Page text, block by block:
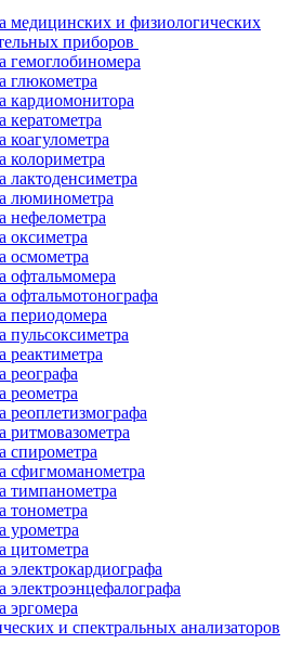
медицинских и физиологических
приборов
гемоглобиномера
глюкометра
кардиомонитора
кератометра
коагулометра
колориметра
лактоденсиметра
люминометра
нефелометра
оксиметра
осмометра
офтальмомера
офтальмотонографа
периодомера
пульсоксиметра
реактиметра
реографа
реометра
реоплетизмографа
ритмовазометра
спирометра
сфигмоманометра
тимпанометра
тонометра
урометра
цитометра
электрокардиографа
электроэнцефалографа
эргомера
и спектральных анализаторов